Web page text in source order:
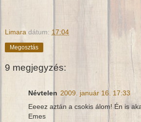
Limara dátum: 17:04
Megosztás
9 megjegyzés:
Névtelen 2009. január 16. 17:33
Eeeez aztán a csokis álom! Én is
Emes